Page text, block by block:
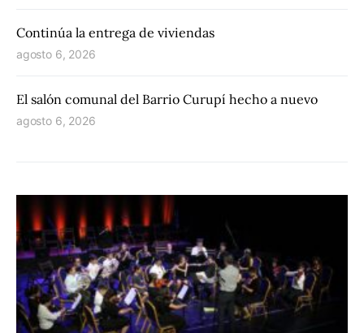
Continúa la entrega de viviendas
agosto 6, 2026
El salón comunal del Barrio Curupí hecho a nuevo
agosto 6, 2026